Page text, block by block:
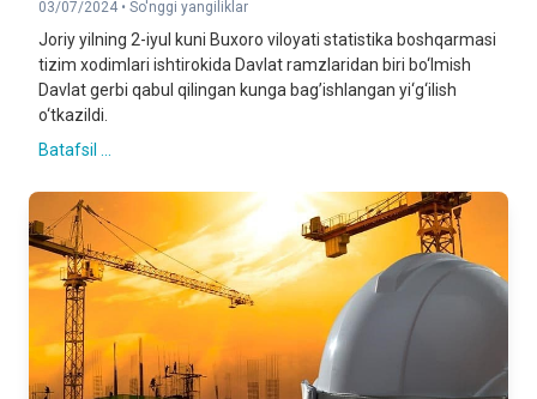
03/07/2024 • So'nggi yangiliklar
Joriy yilning 2-iyul kuni Buxoro viloyati statistika boshqarmasi
tizim xodimlari ishtirokida Davlat ramzlaridan biri bo‘lmish
Davlat gerbi qabul qilingan kunga bag’ishlangan yi‘g‘ilish
o‘tkazildi.
Batafsil ...